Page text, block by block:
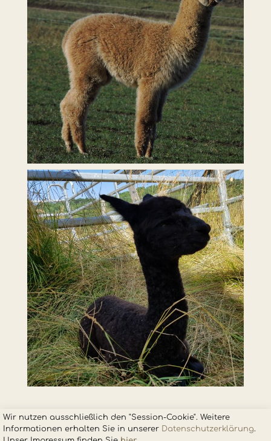
Wir nutzen ausschließlich den "Session-Cookie". Weitere
Informationen erhalten Sie in unserer Datenschutzerklärung.